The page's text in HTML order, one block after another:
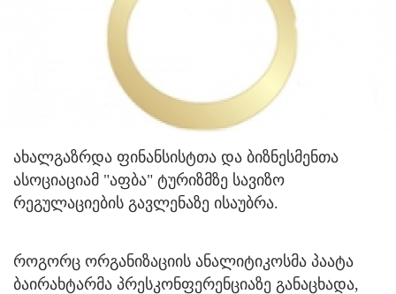
ახალგაზრდა ფინანსისტთა და ბიზნესმენთა
ასოციაციამ "აფბა" ტურიზმზე სავიზო
რეგულაციების გავლენაზე ისაუბრა.
როგორც ორგანიზაციის ანალიტიკოსმა პაატა
ბაირახტარმა პრესკონფერენციაზე განაცხადა,